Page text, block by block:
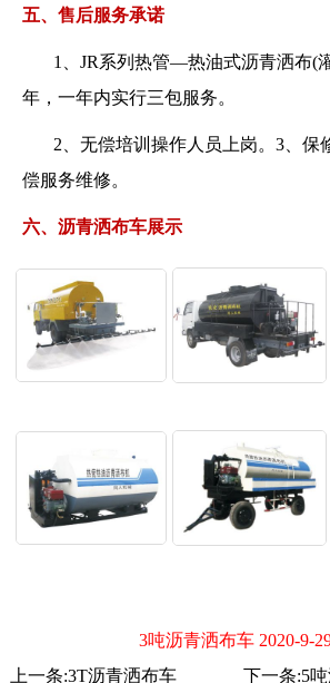
五、售后服务承诺
1、JR系列热管—热油式沥青洒布(
年，一年内实行三包服务。
2、无偿培训操作人员上岗。3、保
偿服务维修。
六、沥青洒布车展示
3吨沥青洒布车 2020-9-
上一条:3T沥青洒布车 下一条:5